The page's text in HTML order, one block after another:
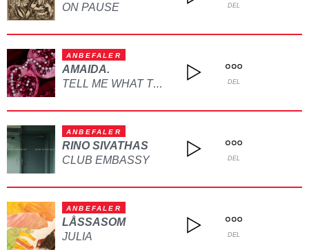
ON PAUSE
DEL
ANBEFALER
AMAIDA.
TELL ME WHAT TO DO DEL
ANBEFALER
RINO SIVATHAS
CLUB EMBASSY
DEL
ANBEFALER
LÅSSASOM
JULIA
DEL